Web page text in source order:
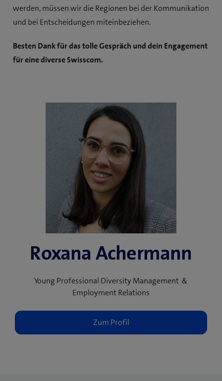
werden, müssen wir die Regionen bei der Kommunikation
und bei Entscheidungen miteinbeziehen.
Besten Dank für das tolle Gespräch und dein Engagement
für eine diverse Swisscom.
Roxana Achermann
Young Professional Diversity Management ＆
Employment Relations